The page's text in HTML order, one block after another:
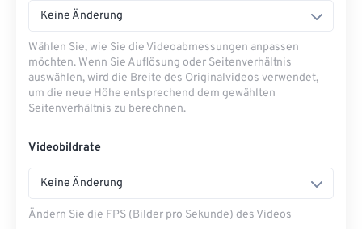
Keine Änderung
Wählen Sie, wie Sie die Videoabmessungen anpassen
möchten. Wenn Sie Auflösung oder Seitenverhältnis
auswählen, wird die Breite des Originalvideos verwendet,
um die neue Höhe entsprechend dem gewählten
Seitenverhältnis zu berechnen.
Videobildrate
Keine Änderung
Ändern Sie die FPS (Bilder pro Sekunde) des Videos